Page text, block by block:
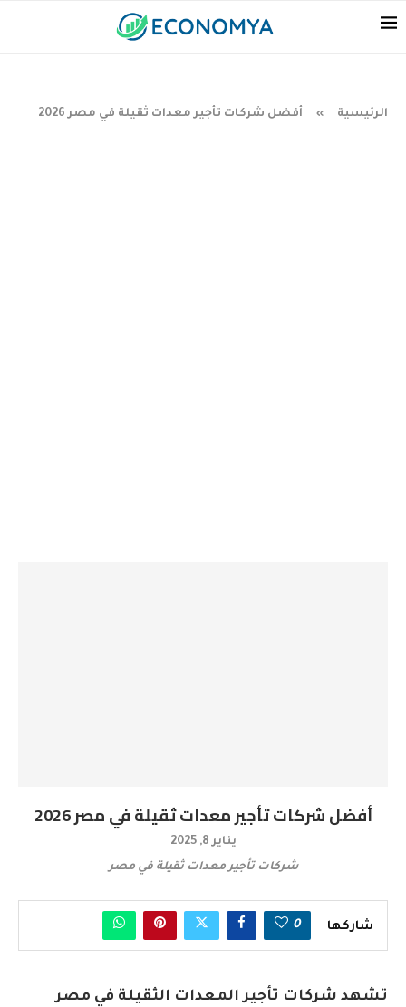
الرئيسية » أفضل شركات تأجير معدات ثقيلة في مصر 2026
أفضل شركات تأجير معدات ثقيلة في مصر 2026
يناير 8, 2025
شركات تأجير معدات ثقيلة في مصر
شاركها 0
تشهد شركات تأجير المعدات الثقيلة في مصر